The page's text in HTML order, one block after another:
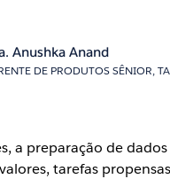
Anushka Anand
DE PRODUTOS SÊNIOR,
a preparação de
tarefas